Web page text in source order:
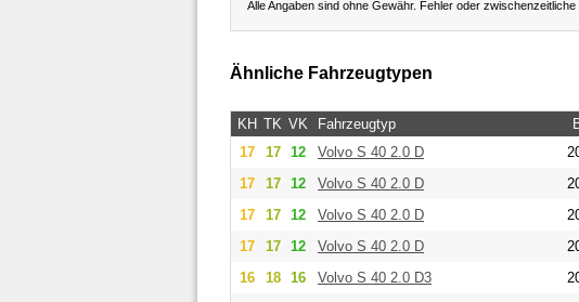
Alle Angaben sind ohne Gewähr. Fehler oder
Ähnliche Fahrzeugtypen
KH TK VK Fahrzeugtyp
17
17 12 Volvo S 40 2.0 D
17
17 12 Volvo S 40 2.0 D
17
17 12 Volvo S 40 2.0 D
17
17 12 Volvo S 40 2.0 D
16
18 16 Volvo S 40 2.0 D3